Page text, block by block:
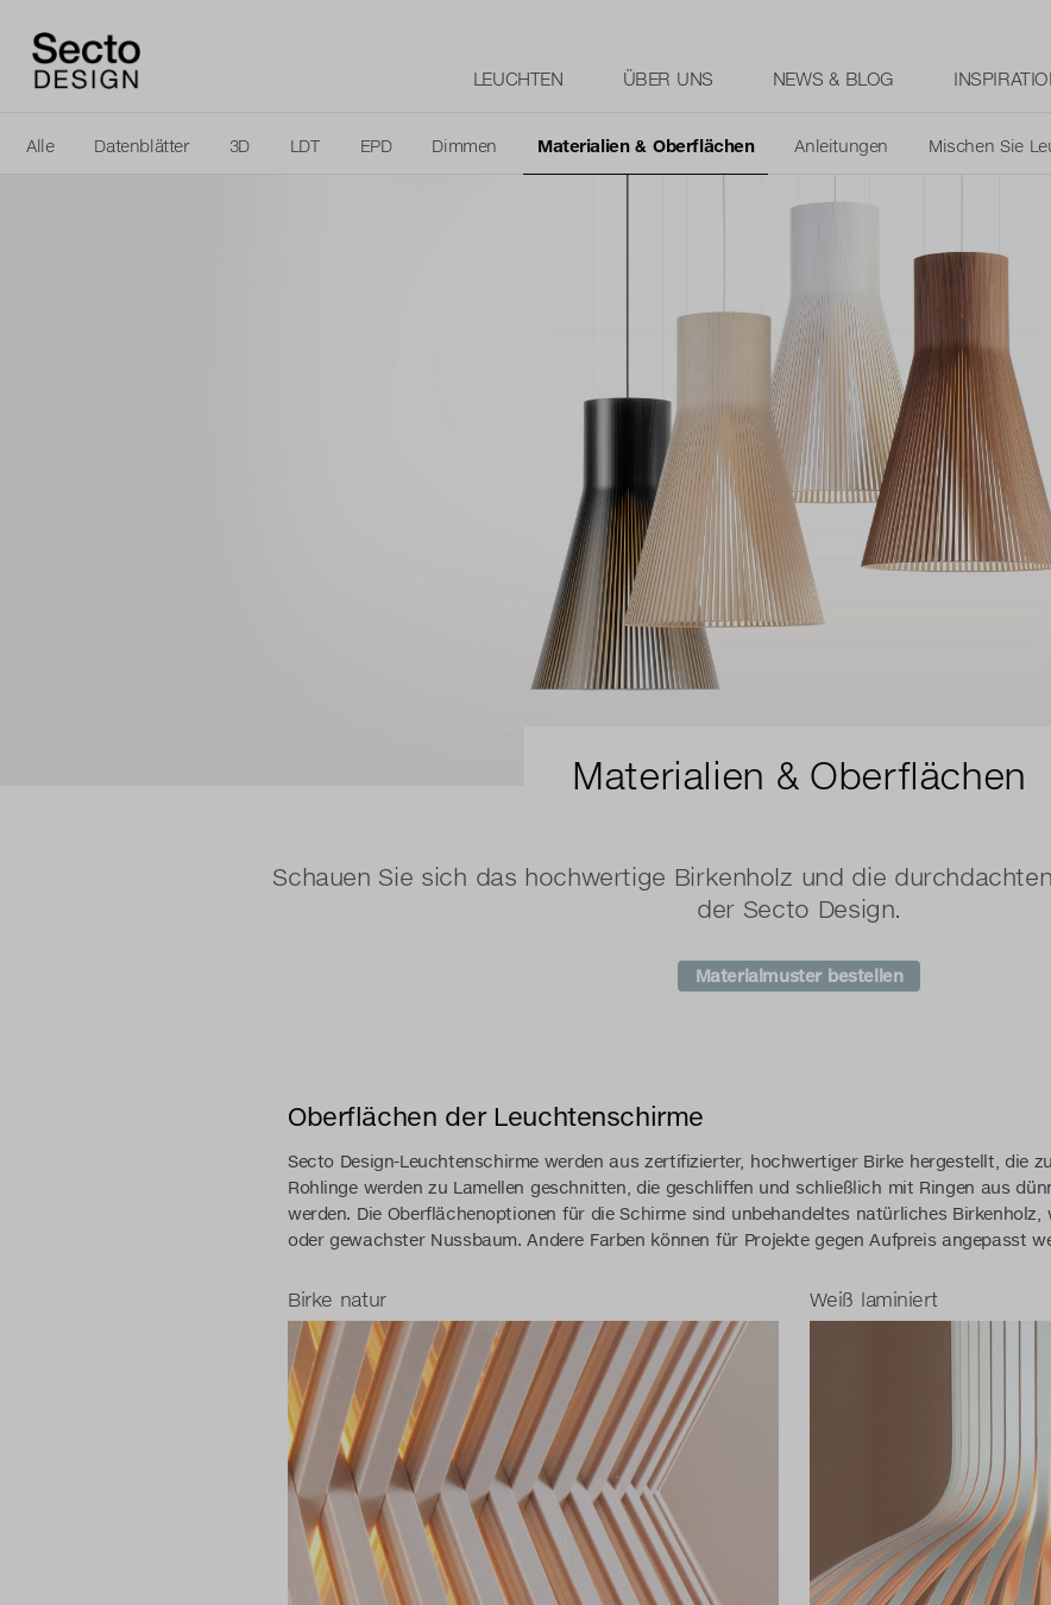
LEUCHTEN ÜBER UNS NEWS & BLOG
Alle Datenblätter 3D LDT EPD Dimmen Materialien & Oberflächen Anleitungen Mischen Sie
Materialien & Oberflächen
Schauen Sie sich das hochwertige Birkenholz und die
der Secto Design.
Materialmuster bestellen
Oberflächen der Leuchtenschirme
Secto Design-Leuchtenschirme werden aus zertifizierter, hochwertiger Birke hergestellt, die
Rohlinge werden zu Lamellen geschnitten, die geschliffen und schließlich mit Ringen aus
werden. Die Oberflächenoptionen für die Schirme sind unbehandeltes natürliches
oder gewachster Nussbaum. Andere Farben können für Projekte gegen Aufpreis angepasst
Birke natur Weiß laminiert